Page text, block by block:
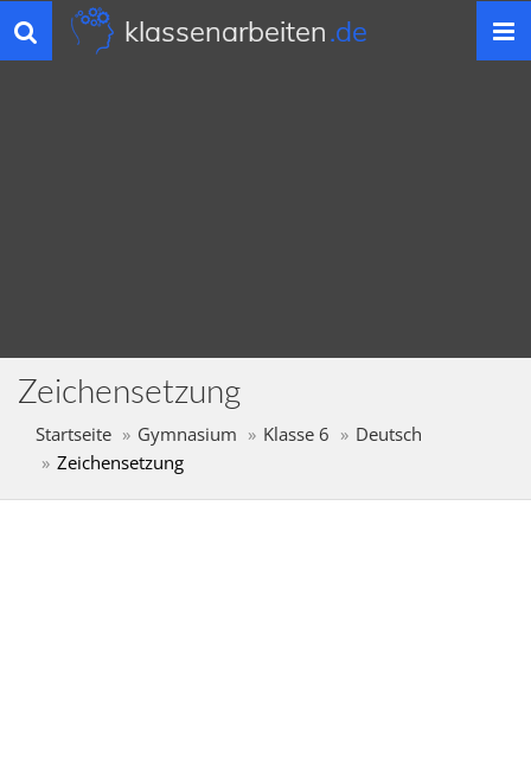
Toggle
navigation
klassenarbeiten.de
Zeichensetzung
Startseite Gymnasium Klasse 6
Deutsch
Zeichensetzung